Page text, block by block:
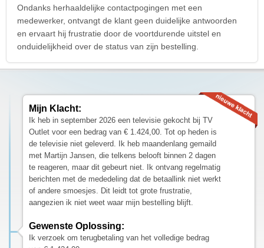
Ondanks herhaaldelijke contactpogingen met een
medewerker, ontvangt de klant geen duidelijke antwoorden
en ervaart hij frustratie door de voortdurende uitstel en
onduidelijkheid over de status van zijn bestelling.
Mijn Klacht:
Ik heb in september 2026 een televisie gekocht bij TV
Outlet voor een bedrag van € 1.424,00. Tot op heden is
de televisie niet geleverd. Ik heb maandenlang gemaild
met Martijn Jansen, die telkens belooft binnen 2 dagen
te reageren, maar dit gebeurt niet. Ik ontvang regelmatig
berichten met de mededeling dat de betaallink niet werkt
of andere smoesjes. Dit leidt tot grote frustratie,
aangezien ik niet weet waar mijn bestelling blijft.
Gewenste Oplossing:
Ik verzoek om terugbetaling van het volledige bedrag